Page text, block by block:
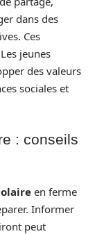
dans des
Ces
jeunes
des valeurs
sociales et
: conseils
en ferme
Informer
peut